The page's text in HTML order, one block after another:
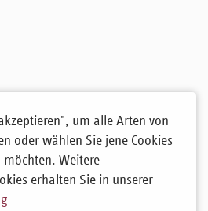
um alle Arten von
oder wählen Sie jene Cookies
möchten. Weitere
erhalten Sie in unserer